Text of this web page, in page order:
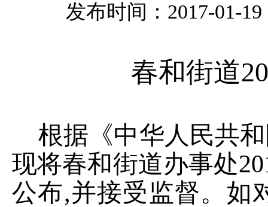
发布时间：2017-01-19
春和街道
根据《中华人民共
现将春和街道办事处
公布,并接受监督。如